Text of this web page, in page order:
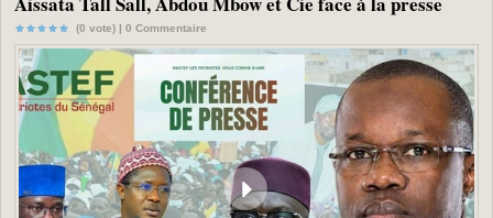
(0 vote) | 0 Commentaire